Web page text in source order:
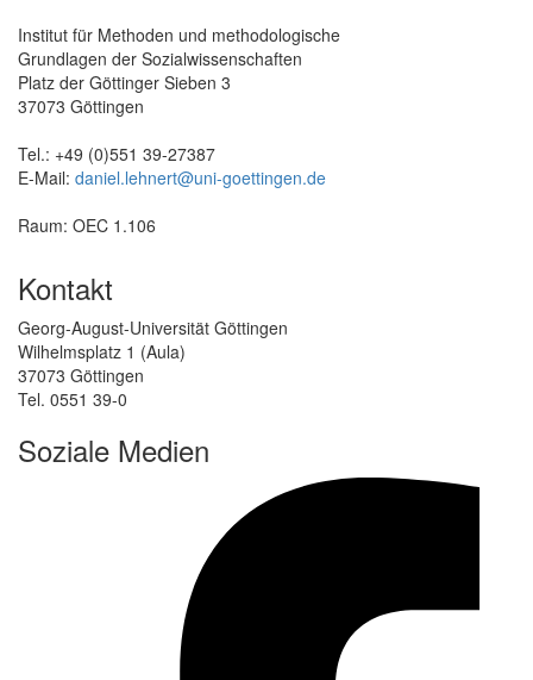
Institut für Methoden und methodologische
Grundlagen der Sozialwissenschaften
Platz der Göttinger Sieben 3
37073 Göttingen
Tel.: +49 (0)551 39-27387
E-Mail: daniel.lehnert@uni-goettingen.de
Raum: OEC 1.106
Kontakt
Georg-August-Universität Göttingen
Wilhelmsplatz 1 (Aula)
37073 Göttingen
Tel. 0551 39-0
Soziale Medien